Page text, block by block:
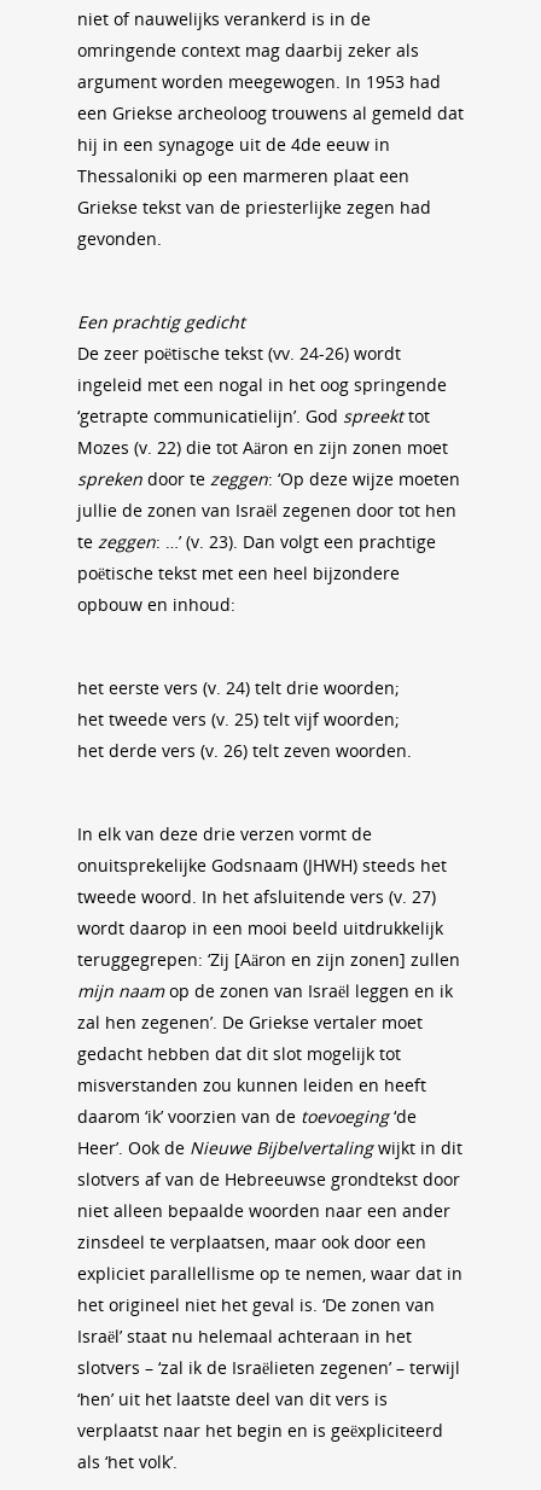
niet of nauwelijks verankerd is in de
omringende context mag daarbij zeker als
argument worden meegewogen. In 1953 had
een Griekse archeoloog trouwens al gemeld dat
hij in een synagoge uit de 4de eeuw in
Thessaloniki op een marmeren plaat een
Griekse tekst van de priesterlijke zegen had
gevonden.
Een prachtig gedicht
De zeer poëtische tekst (vv. 24-26) wordt
ingeleid met een nogal in het oog springende
‘getrapte communicatielijn’. God spreekttot
Mozes (v. 22) die tot Aäron en zijn zonen moet
spreken door te zeggen: ‘Op deze wijze moeten
jullie de zonen van Israël zegenen door tot hen
te zeggen: …’ (v. 23). Dan volgt een prachtige
poëtische tekst met een heel bijzondere
opbouw en inhoud:
het eerste vers (v. 24) telt drie woorden;
het tweede vers (v. 25) telt vijf woorden;
het derde vers (v. 26) telt zeven woorden.
In elk van deze drie verzen vormt de
onuitsprekelijke Godsnaam (JHWH) steeds het
tweede woord. In het afsluitende vers (v. 27)
wordt daarop in een mooi beeld uitdrukkelijk
teruggegrepen: ‘Zij [Aäron en zijn zonen] zullen
mijn naamop de zonen van Israël leggen en ik
zal hen zegenen’. De Griekse vertaler moet
gedacht hebben dat dit slot mogelijk tot
misverstanden zou kunnen leiden en heeft
daarom ‘ik’ voorzien van de toevoeging‘de
Heer’. Ook de Nieuwe Bijbelvertalingwijkt in dit
slotvers af van de Hebreeuwse grondtekst door
niet alleen bepaalde woorden naar een ander
zinsdeel te verplaatsen, maar ook door een
expliciet parallellisme op te nemen, waar dat in
het origineel niet het geval is. ‘De zonen van
Israël’ staat nu helemaal achteraan in het
slotvers – ‘zal ik de Israëlieten zegenen’ – terwijl
‘hen’ uit het laatste deel van dit vers is
verplaatst naar het begin en is geëxpliciteerd
als ‘het volk’.